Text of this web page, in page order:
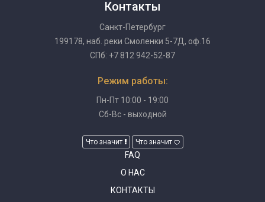
Контакты
Санкт-Петербург
199178, наб. реки Смоленки 5-7Д, оф.16
СПб: +7 812 942-52-87
Режим работы:
Пн-Пт 10:00 - 19:00
Сб-Вс - выходной
Что значит Что значит
FAQ
О НАС
КОНТАКТЫ